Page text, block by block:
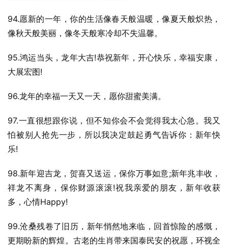
94.愿新的一年，你的生活像春天般温暖，像夏天般炽热，
像秋天般美丽，像冬天般寒冷却不失温馨。
95.鸿运当头，龙年大吉!恭祝新年，开心快乐，幸福安康，
大展宏图!
96.龙年的幸福一天又一天，愿你甜蜜美满。
97.一直很想跟你说，但不知你会不会觉得我太心急。我又
怕被别人抢先一步，所以我决定鼓起勇气告诉你：新年快
乐!
98.新年迎吉龙，贺喜又送运，保你万事如意;新年兆丰收，
祥龙不离身，保你财源滚滚!祝我亲爱的朋友，新年收获
多，心情Happy!
99.沧桑残卷了旧历，新年悄然地来临，回首惊险的感慨，
更期盼新的辉煌。古老的生肖带来国泰民安的祝愿，环视全